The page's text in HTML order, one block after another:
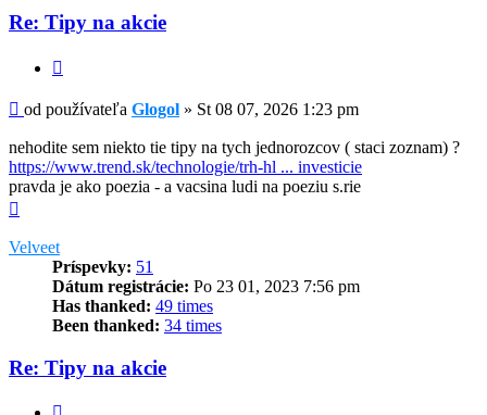
Re: Tipy na akcie
Príspevok
od používateľa Glogol » St 08 07, 2026 1:23 pm
nehodite sem niekto tie tipy na tych jednorozcov ( staci zoznam) ?
https://www.trend.sk/technologie/trh-hl ... investicie
pravda je ako poezia - a vacsina ludi na poeziu s.rie
Velveet
Príspevky: 51
Dátum registrácie: Po 23 01, 2023 7:56 pm
Has thanked: 49 times
Been thanked: 34 times
Re: Tipy na akcie